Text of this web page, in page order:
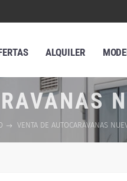
ALQUILER
VENTA DE AUTOCARAVANAS